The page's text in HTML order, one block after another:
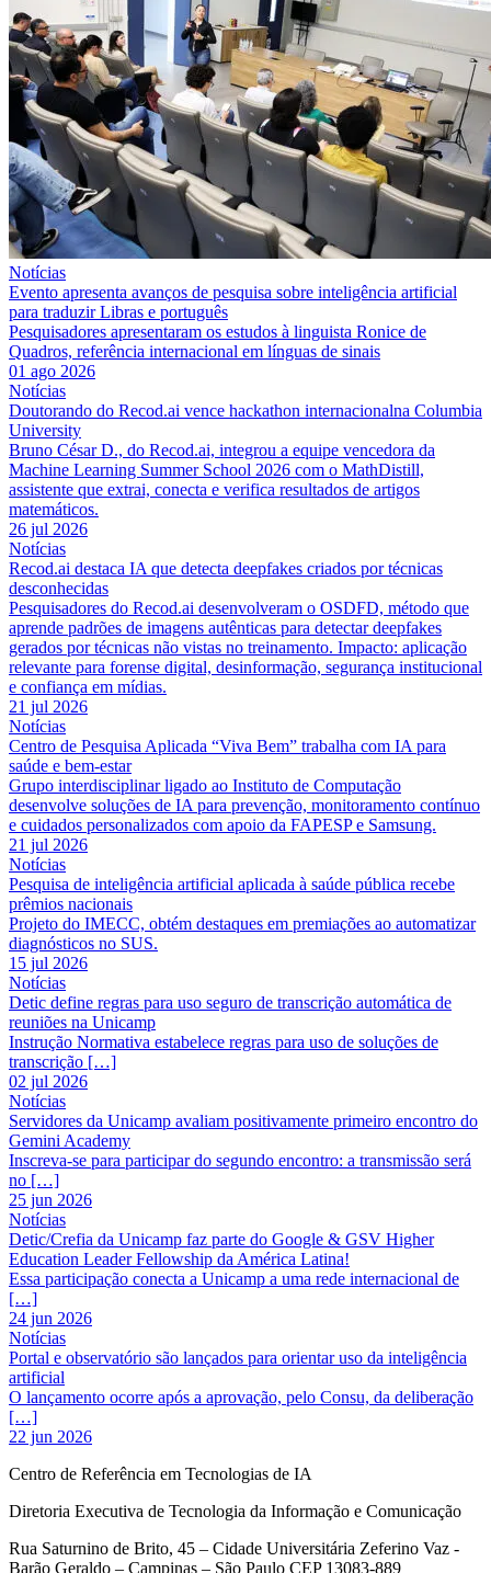
Notícias
Evento apresenta avanços de pesquisa sobre inteligência artificial
para traduzir Libras e português
Pesquisadores apresentaram os estudos à linguista Ronice de
Quadros, referência internacional em línguas de sinais
01 ago 2026
Notícias
Doutorando do Recod.ai vence hackathon internacionalna Columbia
University
Bruno César D., do Recod.ai, integrou a equipe vencedora da
Machine Learning Summer School 2026 com o MathDistill,
assistente que extrai, conecta e verifica resultados de artigos
matemáticos.
26 jul 2026
Notícias
Recod.ai destaca IA que detecta deepfakes criados por técnicas
desconhecidas
Pesquisadores do Recod.ai desenvolveram o OSDFD, método que
aprende padrões de imagens autênticas para detectar deepfakes
gerados por técnicas não vistas no treinamento. Impacto: aplicação
relevante para forense digital, desinformação, segurança institucional
e confiança em mídias.
21 jul 2026
Notícias
Centro de Pesquisa Aplicada “Viva Bem” trabalha com IA para
saúde e bem-estar
Grupo interdisciplinar ligado ao Instituto de Computação
desenvolve soluções de IA para prevenção, monitoramento contínuo
e cuidados personalizados com apoio da FAPESP e Samsung.
21 jul 2026
Notícias
Pesquisa de inteligência artificial aplicada à saúde pública recebe
prêmios nacionais
Projeto do IMECC, obtém destaques em premiações ao automatizar
diagnósticos no SUS.
15 jul 2026
Notícias
Detic define regras para uso seguro de transcrição automática de
reuniões na Unicamp
Instrução Normativa estabelece regras para uso de soluções de
transcrição […]
02 jul 2026
Notícias
Servidores da Unicamp avaliam positivamente primeiro encontro do
Gemini Academy
Inscreva-se para participar do segundo encontro: a transmissão será
no […]
25 jun 2026
Notícias
Detic/Crefia da Unicamp faz parte do Google & GSV Higher
Education Leader Fellowship da América Latina!
Essa participação conecta a Unicamp a uma rede internacional de
[…]
24 jun 2026
Notícias
Portal e observatório são lançados para orientar uso da inteligência
artificial
O lançamento ocorre após a aprovação, pelo Consu, da deliberação
[…]
22 jun 2026
Centro de Referência em Tecnologias de IA
Diretoria Executiva de Tecnologia da Informação e Comunicação
Rua Saturnino de Brito, 45 – Cidade Universitária Zeferino Vaz -
Barão Geraldo – Campinas – São Paulo CEP 13083-889